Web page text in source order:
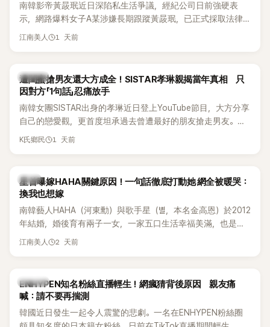
南韓影帝黃晸珉近日深陷私生活爭議，經紀公司日前強硬表
示，網路爆料女子A某涉嫌長期跟蹤黃晸珉，已正式採取法律
行動。不過，A並未停止發聲，持續透過社群平台公開爆料，反
的錄音內容，而A也首度承認自己過去曾是SHINee、NCT等偶
像團體的「站姐」，事件持續延燒。
江南美人 1 天前
K-POP
遭閨蜜搶男友還大方成全！SISTAR孝琳親揭當年真相 只
因對方「1句話」忍痛放手
南韓女團SISTAR出身的孝琳近日登上YouTube節目，大方分享
自己的戀愛觀，更首度坦承過去曾遭最好的朋友搶走男友。她
表示，當時選擇瀟灑放手，但如果同樣的事情現在再發生，「我
K氏鄉民 1 天前
韓星
星首曝嫁HAHA關鍵原因！一句話徹底打動她 網全被暖哭：
換我也想嫁
南韓藝人HAHA（河東勳）與歌手星（별，本名金高恩）於2012
年結婚，婚後育有兩子一女，一家五口生活幸福美滿，也是韓
國演藝圈公認的模範夫妻。近日，星首度公開當年決定嫁給
江南美人 2 天前
K-POP
ENHYPEN知名粉絲直播輕生！網瘋猜背後原因 親友痛
喊：請不要再揣測
韓國近日發生一起令人震驚的悲劇。一名在ENHYPEN粉絲圈